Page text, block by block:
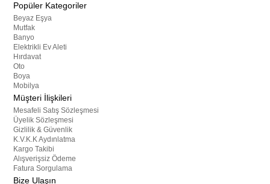
Popüler Kategoriler
Beyaz Eşya
Mutfak
Banyo
Elektrikli Ev Aleti
Hırdavat
Oto
Boya
Mobilya
Müşteri İlişkileri
Mesafeli Satış Sözleşmesi
Üyelik Sözleşmesi
Gizlilik & Güvenlik
K.V.K.K Aydınlatma
Kargo Takibi
Alışverişsiz Ödeme
Fatura Sorgulama
Bize Ulaşın